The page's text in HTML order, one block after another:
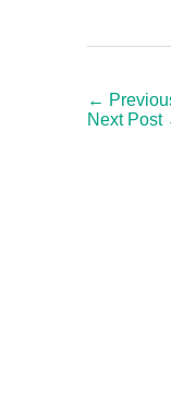
←
Next Post